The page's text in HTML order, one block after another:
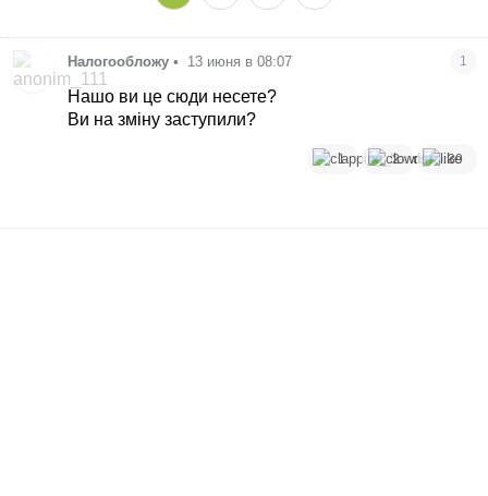
Налогообложу • 13 июня в 08:07 1
Нашо ви це сюди несете?
Ви на зміну заступили?
1 2 39